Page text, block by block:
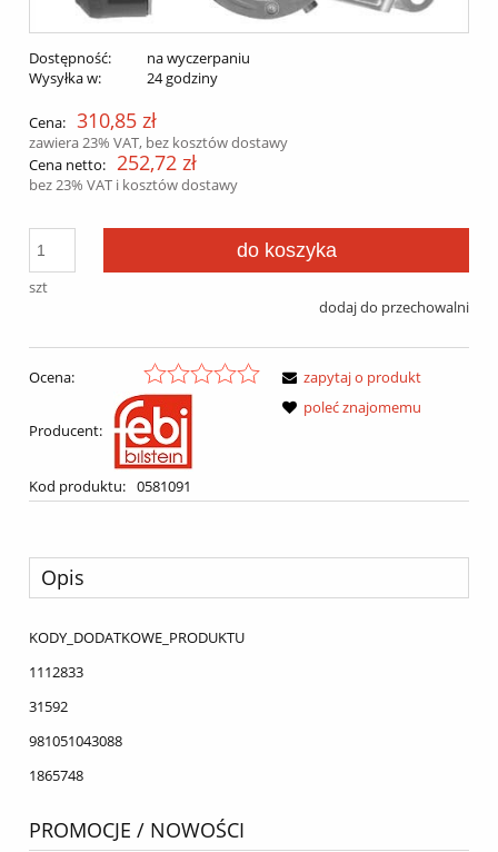
Dostępność:
na wyczerpaniu
Wysyłka w:
24 godziny
Cena: 310,85 zł
zawiera 23% VAT, bez kosztów dostawy
Cena netto: 252,72 zł
bez 23% VAT i kosztów dostawy
szt
do koszyka
dodaj do przechowalni
Ocena:
Producent:
Kod produktu: 0581091
zapytaj o produkt
poleć znajomemu
Opis
KODY_DODATKOWE_PRODUKTU
1112833
31592
981051043088
1865748
PROMOCJE / NOWOŚCI